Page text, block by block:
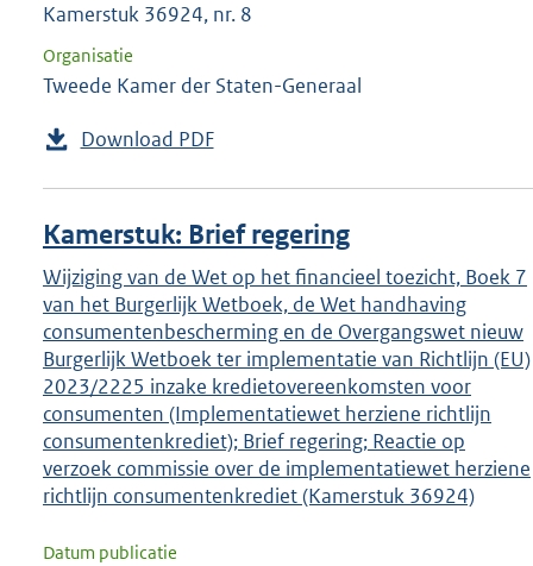
Kamerstuk 36924, nr. 8
Organisatie
Tweede Kamer der Staten-Generaal
Download PDF
Kamerstuk: Brief regering
Wijziging van de Wet op het financieel toezicht, Boek 7
van het Burgerlijk Wetboek, de Wet handhaving
consumentenbescherming en de Overgangswet nieuw
Burgerlijk Wetboek ter implementatie van Richtlijn (EU)
2023/2225 inzake kredietovereenkomsten voor
consumenten (Implementatiewet herziene richtlijn
consumentenkrediet); Brief regering; Reactie op
verzoek commissie over de implementatiewet herziene
richtlijn consumentenkrediet (Kamerstuk 36924)
Datum publicatie